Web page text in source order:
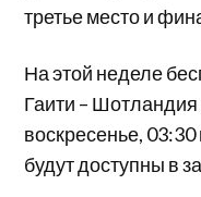
третье место и
На этой неделе
Гаити – Шотландия
воскресенье,
будут доступны в